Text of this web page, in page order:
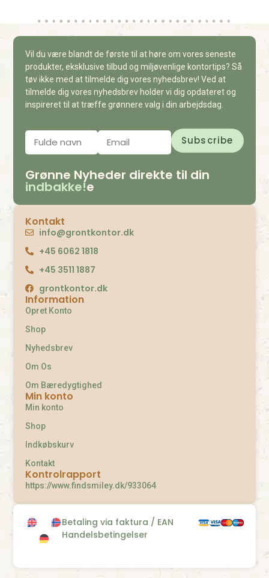
Vil du være blandt de første til at høre om vores seneste
produkter, eksklusive tilbud og miljøvenlige kontortips? Så
tøv ikke med at tilmelde dig vores nyhedsbrev! Ved at
tilmelde dig vores nyhedsbrev holder vi dig opdateret og
inspireret til at træffe grønnere valg i din arbejdsdag.
Grønne Nyheder direkte til din
indbakke!e
Kontakt
info@grontkontor.dk
+45 6062 1818
+45 3511 1887
grontkontor.dk
Information
Opret Konto
Shop
Nyhedsbrev
Om Os
Om Bæredygtighed
Min konto
Min konto
Shop
Indkøbskurv
Kontakt
Kontrolrapport
https://www.findsmiley.dk/933064
Betaling via faktura / EAN
Handelsbetingelser